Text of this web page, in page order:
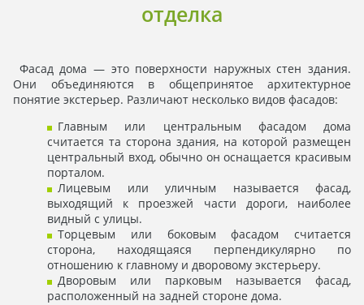
отделка
Фасад дома — это поверхности наружных стен здания.
Они объединяются в общепринятое архитектурное
понятие экстерьер. Различают несколько видов фасадов:
Главным или центральным фасадом дома
считается та сторона здания, на которой размещен
центральный вход, обычно он оснащается красивым
порталом.
Лицевым или уличным называется фасад,
выходящий к проезжей части дороги, наиболее
видный с улицы.
Торцевым или боковым фасадом считается
сторона, находящаяся перпендикулярно по
отношению к главному и дворовому экстерьеру.
Дворовым или парковым называется фасад,
расположенный на задней стороне дома.